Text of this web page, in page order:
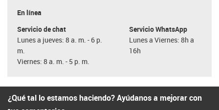
En línea
Servicio de chat
Lunes a jueves: 8 a. m. - 6 p.
m.
Viernes: 8 a. m. - 5 p. m.
Servicio WhatsApp
Lunes a Viernes: 8h a
16h
¿Qué tal lo estamos haciendo? Ayúdanos a mejorar con